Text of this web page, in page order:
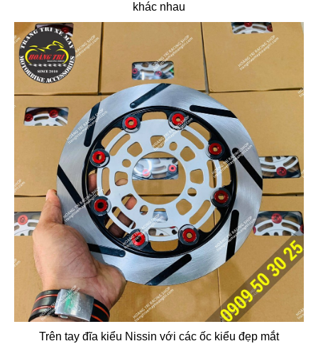
khác nhau
Trên tay đĩa kiểu Nissin với các ốc kiểu đẹp mắt